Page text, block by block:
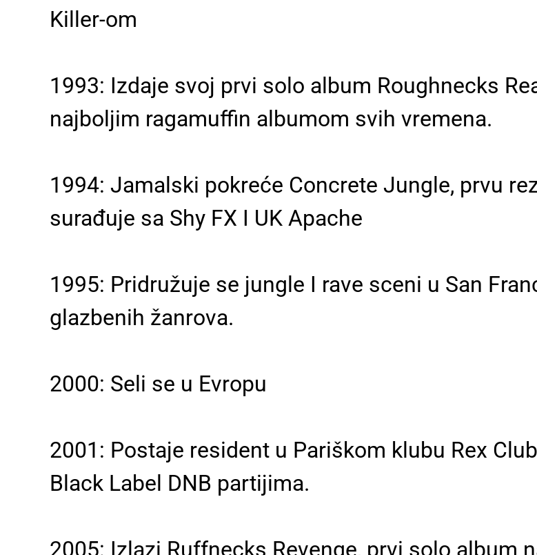
Killer-om
1993: Izdaje svoj prvi solo album Roughnecks
najboljim ragamuffin albumom svih vremena.
1994: Jamalski pokreće Concrete Jungle, prvu
surađuje sa Shy FX I UK Apache
1995: Pridružuje se jungle I rave sceni u San
glazbenih žanrova.
2000: Seli se u Evropu
2001: Postaje resident u Pariškom klubu Rex
Black Label DNB partijima.
2005: Izlazi Ruffnecks Revenge, prvi solo album